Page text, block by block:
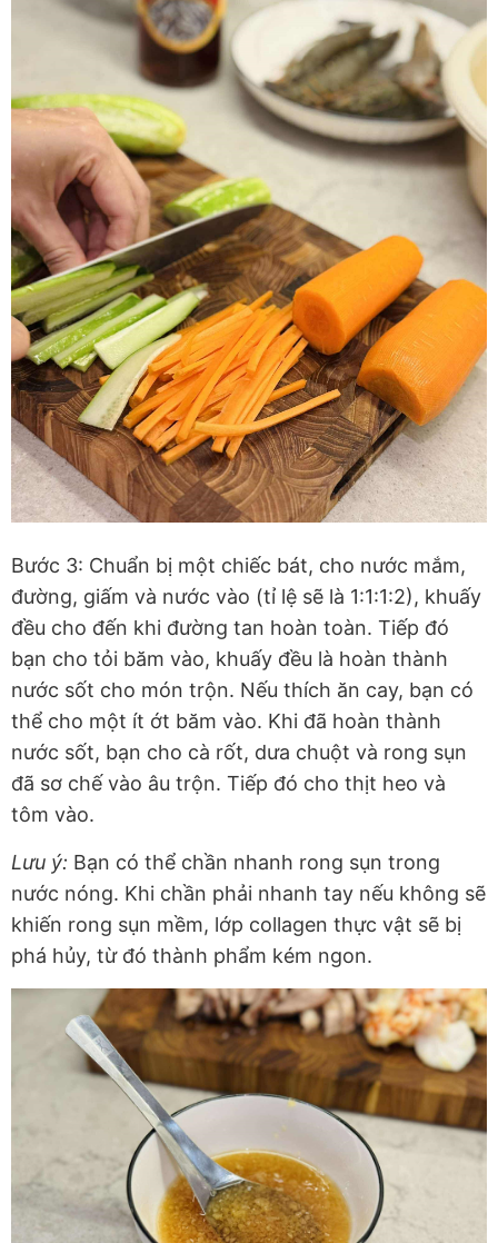
Bước 3: Chuẩn bị một chiếc bát, cho nước mắm,
đường, giấm và nước vào (tỉ lệ sẽ là 1:1:1:2), khuấy
đều cho đến khi đường tan hoàn toàn. Tiếp đó
bạn cho tỏi băm vào, khuấy đều là hoàn thành
nước sốt cho món trộn. Nếu thích ăn cay, bạn có
thể cho một ít ớt băm vào. Khi đã hoàn thành
nước sốt, bạn cho cà rốt, dưa chuột và rong sụn
đã sơ chế vào âu trộn. Tiếp đó cho thịt heo và
tôm vào.
Lưu ý: Bạn có thể chần nhanh rong sụn trong
nước nóng. Khi chần phải nhanh tay nếu không sẽ
khiến rong sụn mềm, lớp collagen thực vật sẽ bị
phá hủy, từ đó thành phẩm kém ngon.